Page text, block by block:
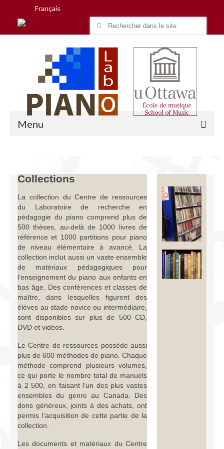
Français
Search
Menu
Équipe
Infrastructure
Programmes
Publications
Ressources
Archives
Donner
Collections
La collection du Centre de ressources
du Laboratoire de recherche en
pédagogie du piano comprend plus de
500 thèses, au-delà de 1000 livres de
référence et 1000 partitions pour piano
de niveau élémentaire à avancé. La
collection inclut aussi un vaste ensemble
de matériaux pédagogiques pour
l’enseignement du piano aux enfants en
bas âge. Des conférences et classes de
maître, dans lesquelles figurent des
élèves au stade novice ou intermédiaire,
sont disponibles sur plus de 500 CD,
DVD et vidéos.
Le Centre de ressources possède aussi
plus de 600 méthodes de piano. Chaque
méthode comprend plusieurs volumes,
ce qui porte le nombre total de manuels
à 2 500, en faisant l’un des plus vastes
ensembles du genre au Canada. Des
dons généreux, joints à des achats, ont
permis l’acquisition de cette partie de la
collection.
Les documents et matériaux du Centre